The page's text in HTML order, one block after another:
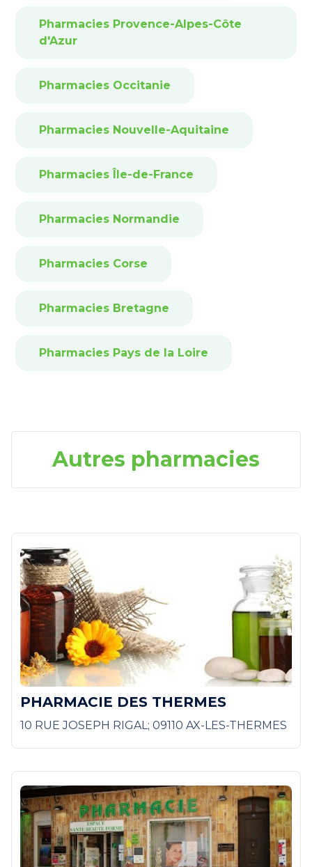
Pharmacies Provence-Alpes-Côte
d'Azur
Pharmacies Occitanie
Pharmacies Nouvelle-Aquitaine
Pharmacies Île-de-France
Pharmacies Normandie
Pharmacies Corse
Pharmacies Bretagne
Pharmacies Pays de la Loire
Autres pharmacies
PHARMACIE DES THERMES
10 RUE JOSEPH RIGAL; 09110 AX-LES-THERMES